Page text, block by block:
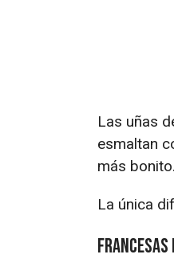
Las uñas
esmaltan
más bonito.
La única